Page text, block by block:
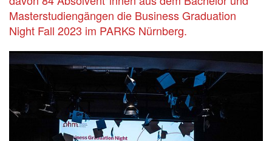
Masterstudiengängen die Business Graduation
Night Fall 2023 im PARKS Nürnberg.